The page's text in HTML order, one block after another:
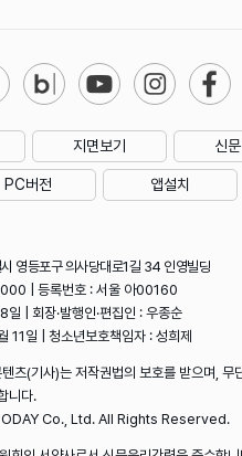
지면보기 신
PC버전 앱설치
영등포구 의사당대로1길 34 인영빌딩
| 등록번호 : 서울 아00160
| 회장·발행인·편집인 : 우종순
11일 | 청소년보호책임자 : 성희제
츠(기사)는 저작권법의 보호를 받으며, 무
니다.
Co., Ltd. All Rights Reserved.